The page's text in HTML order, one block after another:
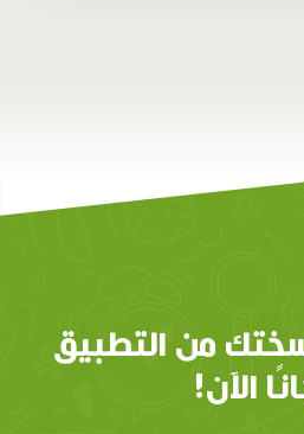
من التطبيق
الآن!